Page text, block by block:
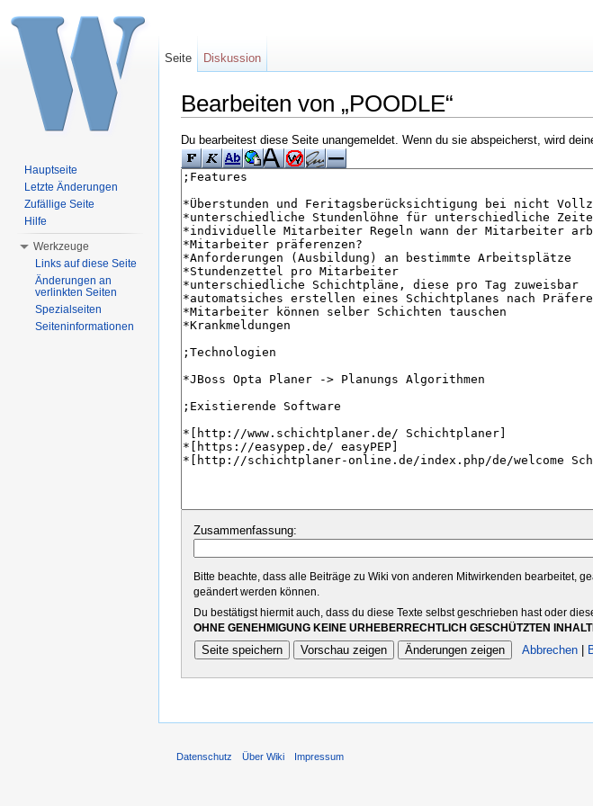
Bearbeiten von „POODLE“
Du bearbeitest diese Seite unangemeldet. Wenn du sie abspeicherst, wird
Zusammenfassung:
Bitte beachte, dass alle Beiträge zu Wiki von anderen Mitwirkenden bearbeitet,
geändert werden können.
Du bestätigst hiermit auch, dass du diese Texte selbst geschrieben hast oder
OHNE GENEHMIGUNG KEINE URHEBERRECHTLICH GESCHÜTZTEN
Abbrechen|
Seite Diskussion
Hauptseite
Letzte Änderungen
Zufällige Seite
Hilfe
Werkzeuge
Links auf diese Seite
Änderungen an
verlinkten Seiten
Spezialseiten
Seiteninformationen
Datenschutz Über Wiki Impressum